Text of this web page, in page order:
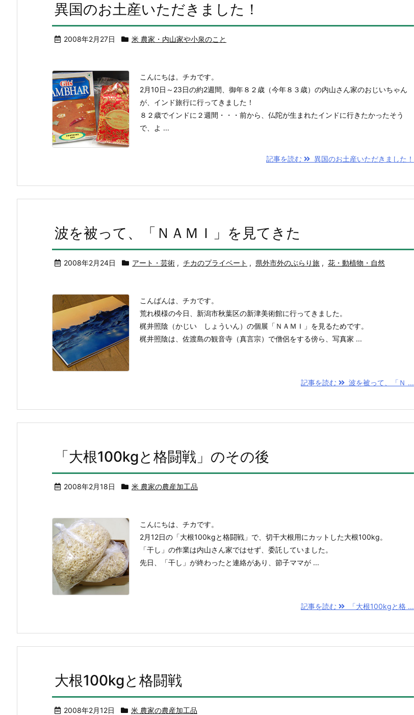
異国のお土産いただきました！
2008年2月27日 米 農家・内山家や小泉のこと
こんにちは。チカです。
2月10日～23日の約2週間、御年８２歳（今年８３歳）の内山さん家のおじいちゃん
が、インド旅行に行ってきました！
８２歳でインドに２週間・・・前から、仏陀が生まれたインドに行きたかったそう
で、よ ...
記事を読む 異国のお土産いただきました！
波を被って、「ＮＡＭＩ」を見てきた
2008年2月24日 アート・芸術 , チカのプライベート , 県外市外のぶらり旅 , 花・動植物・自然
こんばんは、チカです。
荒れ模様の今日、新潟市秋葉区の新津美術館に行ってきました。
梶井照陰（かじい しょういん）の個展「ＮＡＭＩ」を見るためです。
梶井照陰は、佐渡島の観音寺（真言宗）で僧侶をする傍ら、写真家 ...
記事を読む 波を被って、「Ｎ ...
「大根100kgと格闘戦」のその後
2008年2月18日 米 農家の農産加工品
こんにちは、チカです。
2月12日の「大根100kgと格闘戦」で、切干大根用にカットした大根100kg。
「干し」の作業は内山さん家ではせず、委託していました。
先日、「干し」が終わったと連絡があり、節子ママが ...
記事を読む 「大根100kgと格 ...
大根100kgと格闘戦
2008年2月12日 米 農家の農産加工品